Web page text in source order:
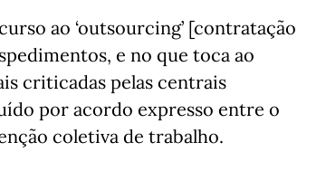
ao ‘outsourcing’ [contratação
e no que toca ao
criticadas pelas centrais
por acordo expresso entre o
coletiva de trabalho.